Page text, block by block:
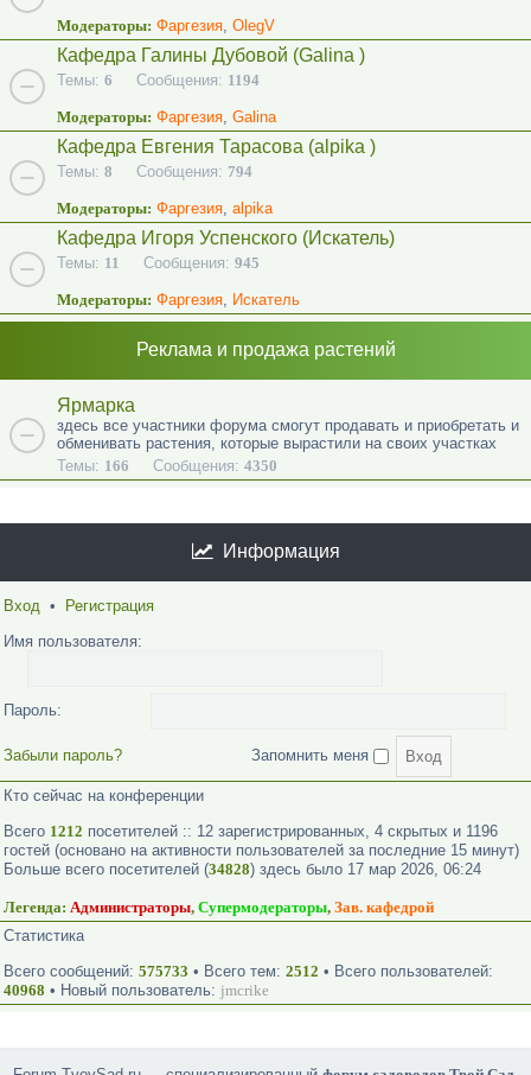
Модераторы: Фаргезия, OlegV
Кафедра Галины Дубовой (Galina )
Темы: 6 Сообщения: 1194
Модераторы: Фаргезия, Galina
Кафедра Евгения Тарасова (alpika )
Темы: 8 Сообщения: 794
Модераторы: Фаргезия, alpika
Кафедра Игоря Успенского (Искатель)
Темы: 11 Сообщения: 945
Модераторы: Фаргезия, Искатель
Реклама и продажа растений
Ярмарка
здесь все участники форума смогут продавать и приобретать и
обменивать растения, которые вырастили на своих участках
Темы: 166 Сообщения: 4350
Информация
Вход •
Регистрация
Имя пользователя:
Пароль:
Забыли пароль? Запомнить меня
Кто сейчас на конференции
Всего 1212 посетителей :: 12 зарегистрированных, 4 скрытых и 1196
гостей (основано на активности пользователей за последние 15 минут)
Больше всего посетителей (34828) здесь было 17 мар 2026, 06:24
Легенда: Администраторы, Супермодераторы, Зав. кафедрой
Статистика
Всего сообщений: 575733 • Всего тем: 2512 • Всего пользователей:
40968 • Новый пользователь: jmcrike